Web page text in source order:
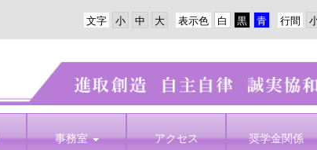
行間
表示色
文字
事務室 アクセス 奨学金関係